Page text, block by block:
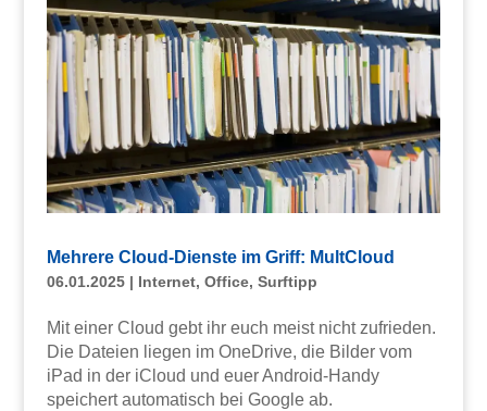
Mehrere Cloud-Dienste im Griff: MultCloud
06.01.2025| Internet, Office, Surftipp
Mit einer Cloud gebt ihr euch meist nicht zufrieden.
Die Dateien liegen im OneDrive, die Bilder vom
iPad in der iCloud und euer Android-Handy
speichert automatisch bei Google ab.